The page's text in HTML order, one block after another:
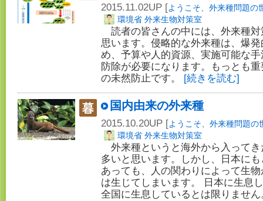
2015.11.02UP [ようこそ、外来種問題の
環境省 外来生物対策室
読者の皆さんの中には、外来種
思います。侵略的な外来種は、爆
め、予算や人的資源、実施可能な
防除が必要になります。もっとも
の未然防止です。 [続きを読む]
国内由来の外来種
2015.10.20UP [ようこそ、外来種問題の
環境省 外来生物対策室
外来種というと海外から入って
多いと思います。しかし、日本に
あっても、人の関わりによって生
は生じてしまいます。 日本に生息
全国に生息しているとは限りませ